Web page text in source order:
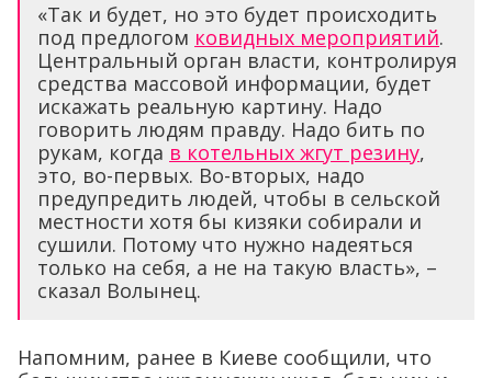
«Так и будет, но это будет происходить
под предлогом ковидных мероприятий.
Центральный орган власти, контролируя
средства массовой информации, будет
искажать реальную картину. Надо
говорить людям правду. Надо бить по
рукам, когда в котельных жгут резину,
это, во-первых. Во-вторых, надо
предупредить людей, чтобы в сельской
местности хотя бы кизяки собирали и
сушили. Потому что нужно надеяться
только на себя, а не на такую власть», –
сказал Волынец.
Напомним, ранее в Киеве сообщили, что